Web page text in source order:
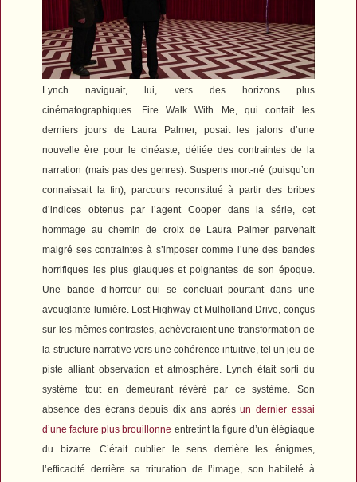
Lynch naviguait, lui, vers des horizons plus
cinématographiques. Fire Walk With Me , qui contait les
derniers jours de Laura Palmer, posait les jalons d’une
nouvelle ère pour le cinéaste, déliée des contraintes de la
narration (mais pas des genres). Suspens mort-né (puisqu’on
connaissait la fin), parcours reconstitué à partir des bribes
d’indices obtenus par l’agent Cooper dans la série, cet
hommage au chemin de croix de Laura Palmer parvenait
malgré ses contraintes à s’imposer comme l’une des bandes
horrifiques les plus glauques et poignantes de son époque.
Une bande d’horreur qui se concluait pourtant dans une
aveuglante lumière. Lost Highway et Mulholland Drive , conçus
sur les mêmes contrastes, achèveraient une transformation de
la structure narrative vers une cohérence intuitive, tel un jeu de
piste alliant observation et atmosphère. Lynch était sorti du
système tout en demeurant révéré par ce système. Son
absence des écrans depuis dix ans aprèsun dernier essai
d’une facture plus brouillonne entretint la figure d’un élégiaque
du bizarre. C’était oublier le sens derrière les énigmes,
l’efficacité derrière sa trituration de l’image, son habileté à